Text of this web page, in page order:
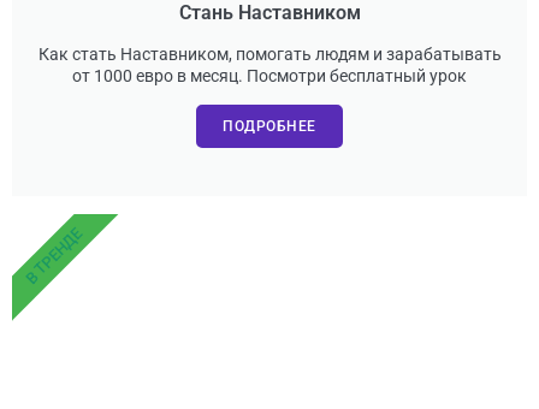
Стань Наставником
Как стать Наставником, помогать людям и зарабатывать
от 1000 евро в месяц. Посмотри бесплатный урок
ПОДРОБНЕЕ
В ТРЕНДЕ